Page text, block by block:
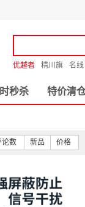
优越者 精川旗 名线
秒杀 特价清
论数 新品 价格